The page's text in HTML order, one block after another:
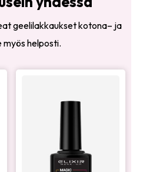
geelilakkaukset kotona– ja
myös helposti.